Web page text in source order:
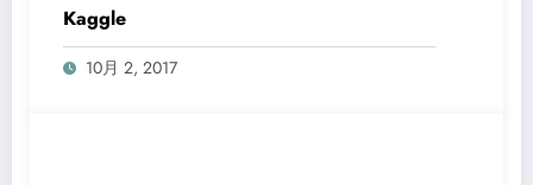
Kaggle
10月 2, 2017